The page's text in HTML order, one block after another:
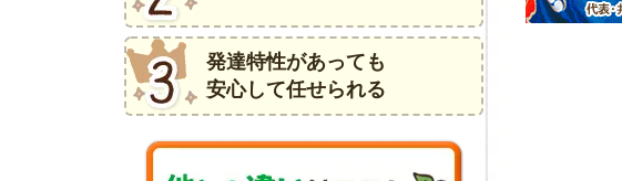
発達特性があっても
安心して任せられる